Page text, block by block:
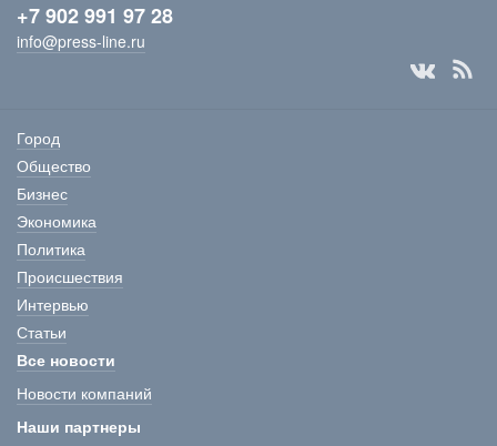
+7 902 991 97 28
info@press-line.ru
Город
Общество
Бизнес
Экономика
Политика
Происшествия
Интервью
Статьи
Все новости
Новости компаний
Наши партнеры